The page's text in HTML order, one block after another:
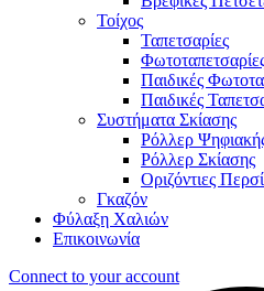
Τοίχος
Ταπετσαρίες
Παιδικές
Παιδικές
Συστήματα Σκίασης
Ρόλλερ
Ρόλλερ Σκίασης
Οριζόντιες
Γκαζόν
Φύλαξη Χαλιών
Επικοινωνία
Connect to your account